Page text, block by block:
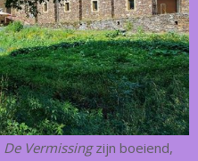
De Vermissingzijn boeiend,